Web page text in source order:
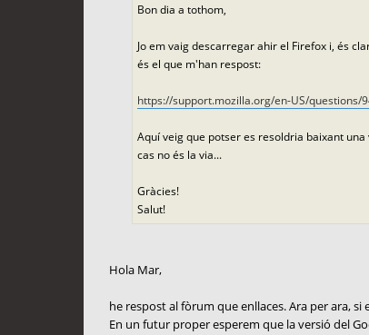
Bon dia a tothom,
Jo em vaig descarregar ahir el Firefox i, és
és el que m'han respost:
https://support.mozilla.org/en-US/questions/
Aquí veig que potser es resoldria baixant
cas no és la via...
Gràcies!
Salut!
Hola Mar,
he respost al fòrum que enllaces. Ara per ara,
En un futur proper esperem que la versió del